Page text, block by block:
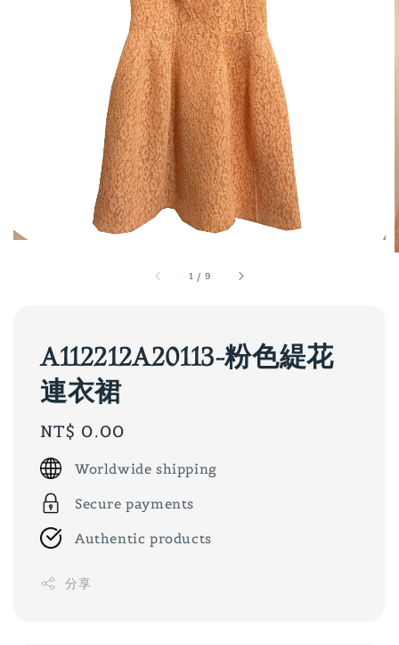
1 / 9
A112212A20113-粉色緹花
連衣裙
Regular
price
NT$ 0.00
Worldwide shipping
Secure payments
Authentic products
分享